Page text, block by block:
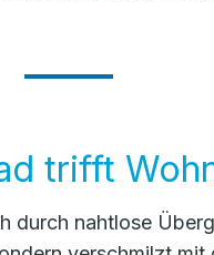
trifft
durch nahtlose